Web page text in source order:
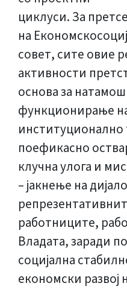
циклуси. За
на
совет, сите овие
активности
основа за
функционирање
институционално
поефикасно
клучна улога и
– јакнење на
работниците,
Владата, заради
социјална
економски развој